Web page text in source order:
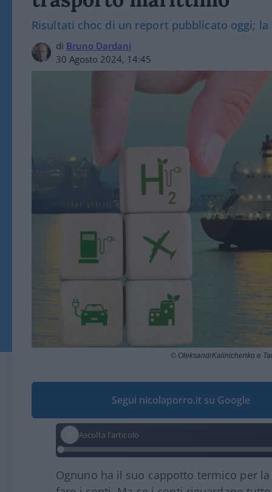
Risultati choc di un report pubblicato oggi;
di Bruno Dardani
30 Agosto 2024, 14:45
© OleksandrKalinichenko e
Segui nicolaporro.it su Google
Ascolta l'articolo
Ognuno ha il suo cappotto termico per